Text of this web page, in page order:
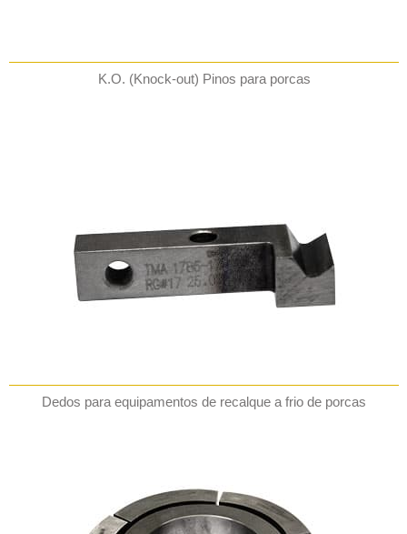
K.O. (Knock-out) Pinos para porcas
Dedos para equipamentos de recalque a frio de porcas